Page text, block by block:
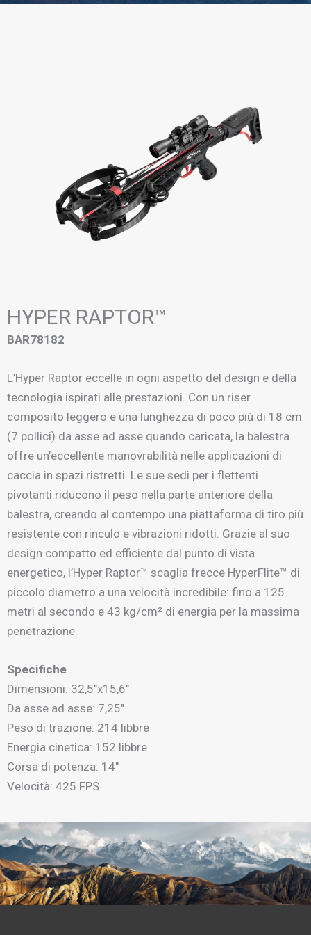
HYPER RAPTOR™
BAR78182
L’Hyper Raptor eccelle in ogni aspetto del design e della
tecnologia ispirati alle prestazioni. Con un riser
composito leggero e una lunghezza di poco più di 18 cm
(7 pollici) da asse ad asse quando caricata, la balestra
offre un’eccellente manovrabilità nelle applicazioni di
caccia in spazi ristretti. Le sue sedi per i flettenti
pivotanti riducono il peso nella parte anteriore della
balestra, creando al contempo una piattaforma di tiro più
resistente con rinculo e vibrazioni ridotti. Grazie al suo
design compatto ed efficiente dal punto di vista
energetico, l’Hyper Raptor™ scaglia frecce HyperFlite™ di
piccolo diametro a una velocità incredibile: fino a 125
metri al secondo e 43 kg/cm² di energia per la massima
penetrazione.
Specifiche
Dimensioni: 32,5″x15,6″
Da asse ad asse: 7,25″
Peso di trazione: 214 libbre
Energia cinetica: 152 libbre
Corsa di potenza: 14″
Velocità: 425 FPS